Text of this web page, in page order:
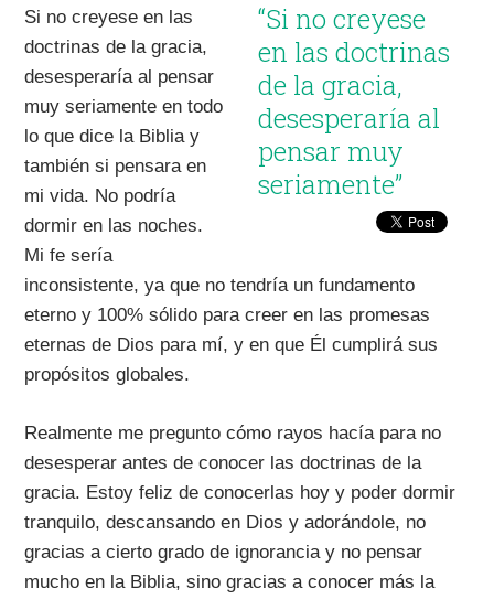
“Si no creyese
en las doctrinas
de la gracia,
desesperaría al
pensar muy
seriamente”
Si no creyese en las
doctrinas de la gracia,
desesperaría al pensar
muy seriamente en todo
lo que dice la Biblia y
también si pensara en
mi vida. No podría
dormir en las noches.
Mi fe sería
inconsistente, ya que no tendría un fundamento
eterno y 100% sólido para creer en las promesas
eternas de Dios para mí, y en que Él cumplirá sus
propósitos globales.
Realmente me pregunto cómo rayos hacía para no
desesperar antes de conocer las doctrinas de la
gracia. Estoy feliz de conocerlas hoy y poder dormir
tranquilo, descansando en Dios y adorándole, no
gracias a cierto grado de ignorancia y no pensar
mucho en la Biblia, sino gracias a conocer más la